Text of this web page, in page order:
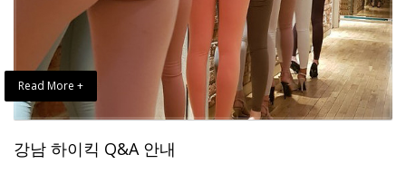
Read More +
강남 하이킥 Q&A 안내